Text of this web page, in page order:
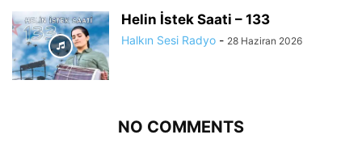
Helin İstek Saati – 133
Halkın Sesi Radyo - 28 Haziran 2026
NO COMMENTS